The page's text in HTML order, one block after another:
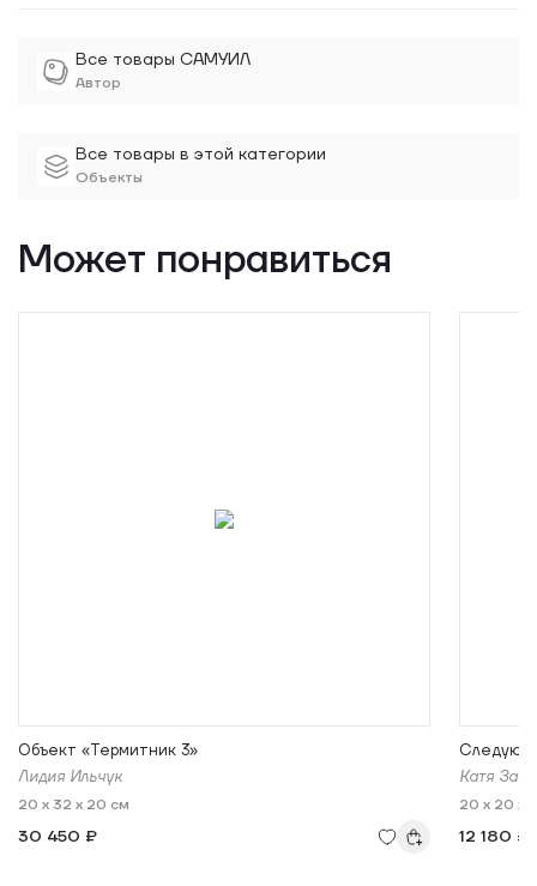
Все товары САМУИЛ
Автор
Все товары в этой категории
Объекты
Может понравиться
Объект «Термитник 3»
Лидия Ильчук
20 x 32 x 20 см
30 450 ₽
Катя
20 x 20 x
12 180 ₽